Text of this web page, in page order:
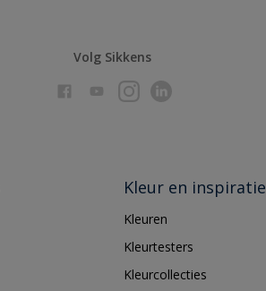
Volg Sikkens
Kleur en inspiratie
Kleuren
Kleurtesters
Kleurcollecties